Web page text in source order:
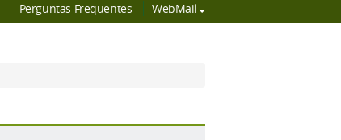
Perguntas Frequentes WebMail